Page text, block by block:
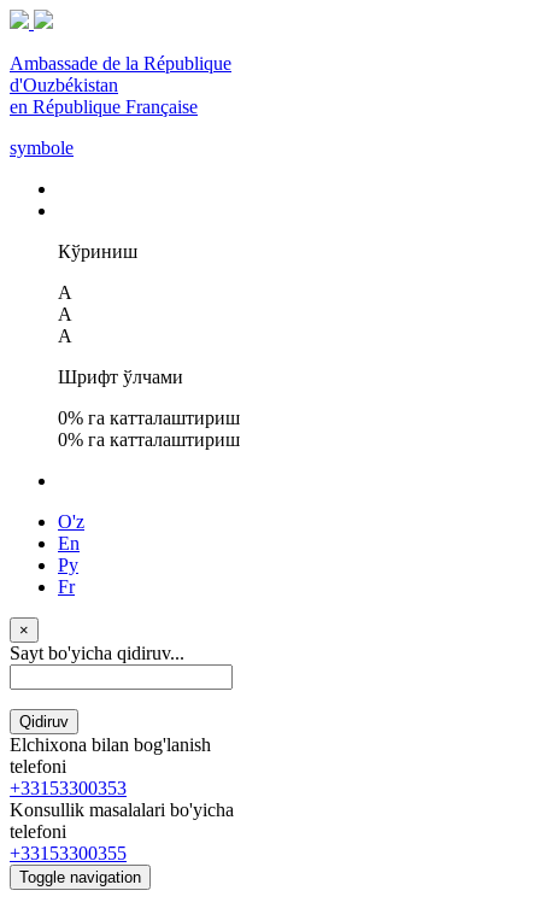
Ambassade de la République
d'Ouzbékistan
en République Française
symbole
Кўриниш
A
A
A
Шрифт ўлчами
0% га катталаштириш
0% га катталаштириш
O'z
En
Ру
Fr
×
Sayt bo'yicha qidiruv...
Qidiruv
Elchixona bilan bog'lanish
telefoni
+33153300353
Konsullik masalalari bo'yicha
telefoni
+33153300355
Toggle navigation